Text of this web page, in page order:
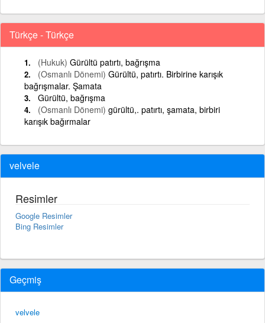
Türkçe - Türkçe
(Hukuk) Gürültü patırtı, bağrışma
(Osmanlı Dönemi) Gürültü, patırtı. Birbirine karışık
bağrışmalar. Şamata
Gürültü, bağrışma
(Osmanlı Dönemi) gürültü,. patırtı, şamata, birbiri
karışık bağırmalar
velvele
Resimler
Google Resimler
Bing Resimler
Geçmiş
velvele